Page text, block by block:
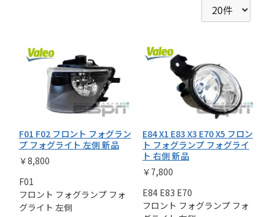
F01 F02 フロント フォグラン
プ フォグライト 左側 新品
￥8,800
F01
フロント フォグランプ フォ
グライト 左側
E84 X1 E83 X3 E70 X5 フロン
ト フォグランプ フォグライ
ト 右側 新品
￥7,800
E84 E83 E70
フロント フォグランプ フォ